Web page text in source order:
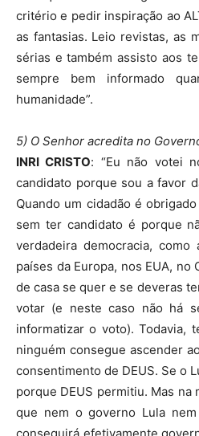
critério e pedir inspiração ao
as fantasias. Leio revistas, as
sérias e também assisto aos
sempre bem informado
humanidade”.
5) O Senhor acredita no
INRI CRISTO: “Eu não votei
candidato porque sou a favor
Quando um cidadão é
sem ter candidato é porque
verdadeira democracia, como
países da Europa, nos EUA, no
de casa se quer e se deveras
votar (e neste caso não há
informatizar o voto). Todavia,
ninguém consegue ascender
consentimento de DEUS. Se o
porque DEUS permitiu. Mas na
que nem o governo Lula